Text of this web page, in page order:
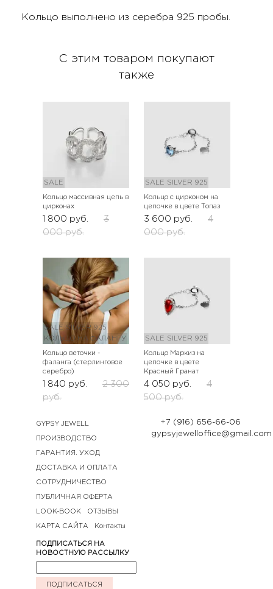
Кольцо выполнено из серебра 925 пробы.
С этим товаром покупают
также
SALE
Кольцо массивная цепь в
цирконах
1 800 руб.
3
000 руб.
SALE SILVER 925
Кольцо с цирконом на
цепочке в цвете Топаз
3 600 руб.
4
000 руб.
SALE SILVER 925
КОЛЬЦО НА ФАЛАНГУ
Кольцо веточки -
фаланга (стерлинговое
серебро)
1 840 руб.
2 300
руб.
SALE SILVER 925
Кольцо Маркиз на
цепочке в цвете
Красный Гранат
4 050 руб.
4
500 руб.
GYPSY JEWELL
ПРОИЗВОДСТВО
ГАРАНТИЯ. УХОД
ДОСТАВКА И ОПЛАТА
СОТРУДНИЧЕСТВО
ПУБЛИЧНАЯ ОФЕРТА
LOOK-BOOK ОТЗЫВЫ
КАРТА САЙТА Контакты
+7 (916) 656-66-06
gypsyjewelloffice@gmail.com
ПОДПИСАТЬСЯ НА
НОВОСТНУЮ РАССЫЛКУ
ПОДПИСАТЬСЯ